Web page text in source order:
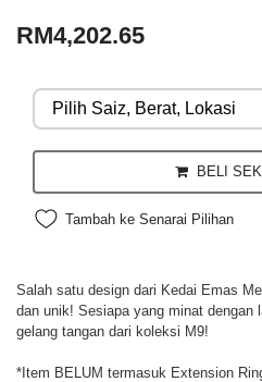
RM4,202.65
BELI
Tambah ke Senarai Pilihan
Salah satu design dari Kedai Emas
dan unik! Sesiapa yang minat dengan
gelang tangan dari koleksi M9!
*Item BELUM termasuk Extension